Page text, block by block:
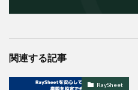
関連する記事
RaySheet